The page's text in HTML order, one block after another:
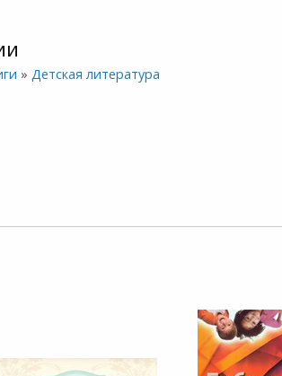
»Детская литература